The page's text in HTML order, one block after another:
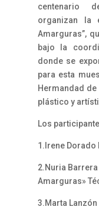
centenario
organizan la
Amarguras”,
bajo la
donde se
para esta
Hermandad
plástico y
Los
1.Irene Dorado
2.Nuria
Amarguras»
3.Marta